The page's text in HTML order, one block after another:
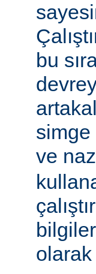
bu
simge
ve